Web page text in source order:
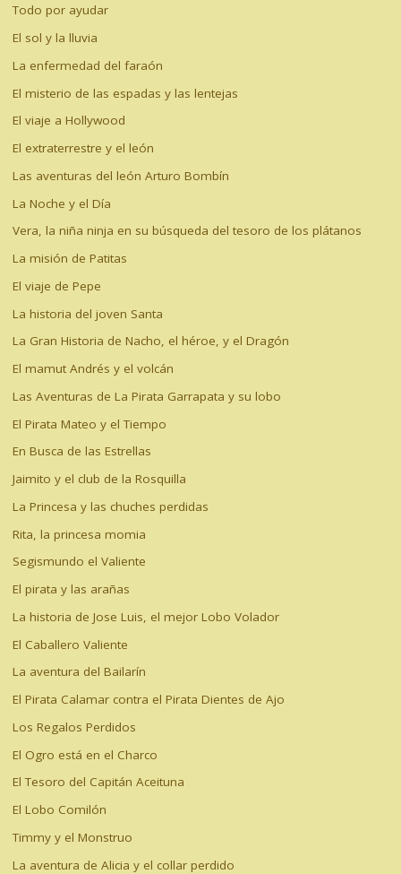
Todo por ayudar
El sol y la lluvia
La enfermedad del faraón
El misterio de las espadas y las lentejas
El viaje a Hollywood
El extraterrestre y el león
Las aventuras del león Arturo Bombín
La Noche y el Día
Vera, la niña ninja en su búsqueda del tesoro de los plátanos
La misión de Patitas
El viaje de Pepe
La historia del joven Santa
La Gran Historia de Nacho, el héroe, y el Dragón
El mamut Andrés y el volcán
Las Aventuras de La Pirata Garrapata y su lobo
El Pirata Mateo y el Tiempo
En Busca de las Estrellas
Jaimito y el club de la Rosquilla
La Princesa y las chuches perdidas
Rita, la princesa momia
Segismundo el Valiente
El pirata y las arañas
La historia de Jose Luis, el mejor Lobo Volador
El Caballero Valiente
La aventura del Bailarín
El Pirata Calamar contra el Pirata Dientes de Ajo
Los Regalos Perdidos
El Ogro está en el Charco
El Tesoro del Capitán Aceituna
El Lobo Comilón
Timmy y el Monstruo
La aventura de Alicia y el collar perdido